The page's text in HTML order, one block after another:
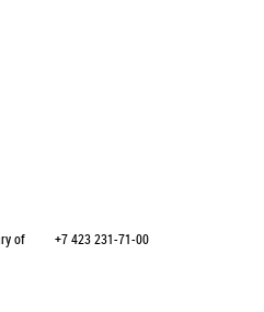
of
+7 423 231-71-00